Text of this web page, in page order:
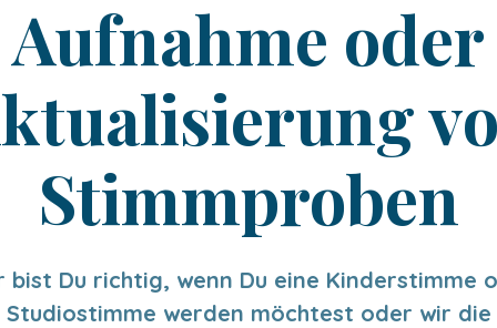
Aufnahme oder
Stimmproben
bist Du richtig, wenn Du eine Kinderstimme
Studiostimme werden möchtest oder wir die